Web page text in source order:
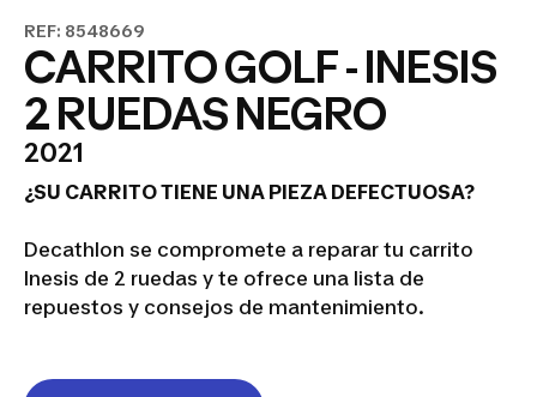
REF: 8548669
CARRITO GOLF - INESIS
2 RUEDAS NEGRO
2021
¿SU CARRITO TIENE UNA PIEZA DEFECTUOSA?
Decathlon se compromete a reparar tu carrito
Inesis de 2 ruedas y te ofrece una lista de
repuestos y consejos de mantenimiento.